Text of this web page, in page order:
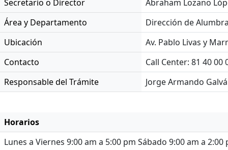
Secretario o Director
Abraham Lozano
Área y Departamento
Dirección de
Ubicación
Av. Pablo Livas y
Contacto
Call Center: 81 40 00
Responsable del Trámite
Jorge Armando
Horarios
Lunes a Viernes 9:00 am a 5:00 pm Sábado 9:00 am a 2:00